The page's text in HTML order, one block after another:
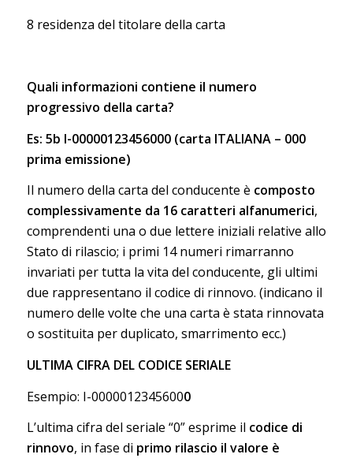
8 residenza del titolare della carta
Quali informazioni contiene il numero
progressivo della carta?
Es: 5b I-00000123456000 (carta ITALIANA – 000
prima emissione)
Il numero della carta del conducente è composto
complessivamente da 16 caratteri alfanumerici,
comprendenti una o due lettere iniziali relative allo
Stato di rilascio; i primi 14 numeri rimarranno
invariati per tutta la vita del conducente, gli ultimi
due rappresentano il codice di rinnovo. (indicano il
numero delle volte che una carta è stata rinnovata
o sostituita per duplicato, smarrimento ecc.)
ULTIMA CIFRA DEL CODICE SERIALE
Esempio: I-00000123456000
L’ultima cifra del seriale “0” esprime il codice di
rinnovo, in fase di primo rilascio il valore è